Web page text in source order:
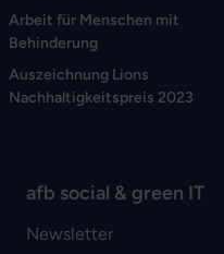
Arbeit für Menschen mit
Behinderung
Auszeichnung Lions
Nachhaltigkeitspreis 2023
afb social & green IT
Newsletter